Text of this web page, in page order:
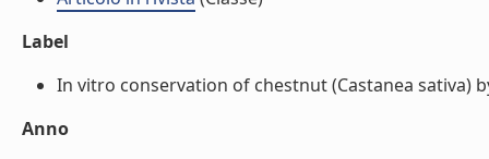
Label
In vitro conservation of chestnut (Castanea sativa)
Anno